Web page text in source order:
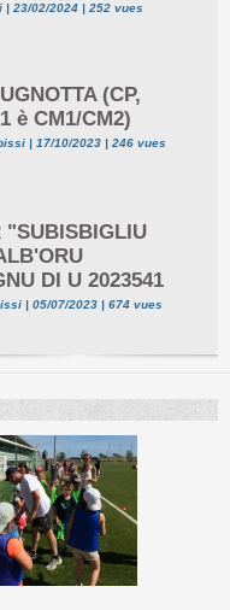
| 23/02/2024 | 252 vues
(CP,
è CM1/CM2)
| 17/10/2023 | 246 vues
"SUBISBIGLIU
DI U 2023541
| 05/07/2023 | 674 vues